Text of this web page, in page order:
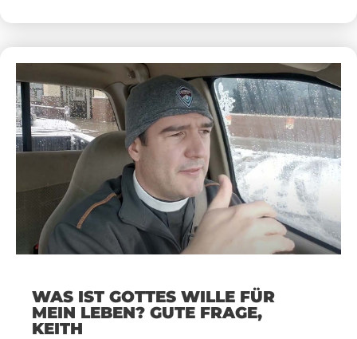
WAS IST GOTTES WILLE FÜR
MEIN LEBEN? GUTE FRAGE,
KEITH